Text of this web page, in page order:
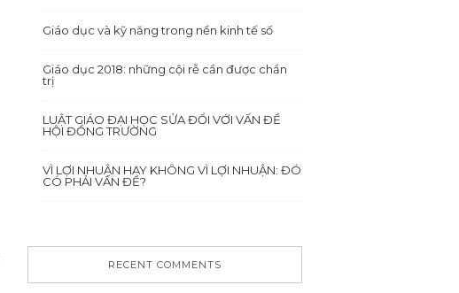
Giáo dục và kỹ năng trong nền kinh tế số
Giáo dục 2018: những cội rễ cần được chẩn
trị
LUẬT GIÁO ĐẠI HỌC SỬA ĐỔI VỚI VẤN ĐỀ
HỘI ĐỒNG TRƯỜNG
VÌ LỢI NHUẬN HAY KHÔNG VÌ LỢI NHUẬN: ĐÓ
CÓ PHẢI VẤN ĐỀ?
RECENT COMMENTS